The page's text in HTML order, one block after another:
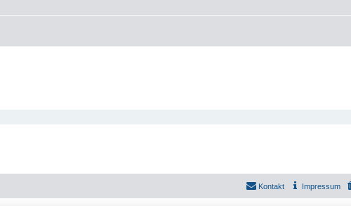
Impressum
Kontakt